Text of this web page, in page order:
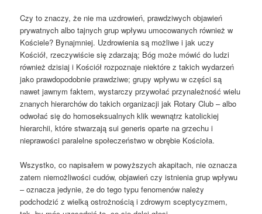
Czy to znaczy, że nie ma uzdrowień, prawdziwych objawień
prywatnych albo tajnych grup wpływu umocowanych również w
Kościele? Bynajmniej. Uzdrowienia są możliwe i jak uczy
Kościół, rzeczywiście się zdarzają; Bóg może mówić do ludzi
również dzisiaj i Kościół rozpoznaje niektóre z takich wydarzeń
jako prawdopodobnie prawdziwe; grupy wpływu w części są
nawet jawnym faktem, wystarczy przywołać przynależność wielu
znanych hierarchów do takich organizacji jak Rotary Club – albo
odwołać się do homoseksualnych klik wewnątrz katolickiej
hierarchii, które stwarzają sui generis oparte na grzechu i
nieprawości paralelne społeczeństwo w obrębie Kościoła.
Wszystko, co napisałem w powyższych akapitach, nie oznacza
zatem niemożliwości cudów, objawień czy istnienia grup wpływu
– oznacza jedynie, że do tego typu fenomenów należy
podchodzić z wielką ostrożnością i zdrowym sceptycyzmem,